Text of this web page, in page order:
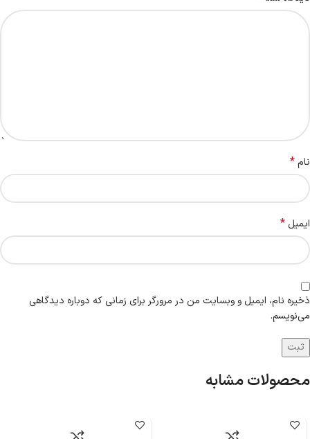
نام*
ایمیل *
ذخیره نام، ایمیل و وبسایت من در مرورگر برای زمانی که دوباره دیدگاهی
می‌نویسم.
محصولات مشابه